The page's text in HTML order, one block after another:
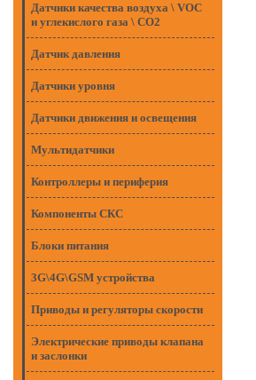
Датчики качества воздуха \ VOC
и углекислого газа \ CO2
Датчик давления
Датчики уровня
Датчики движения и освещения
Мультидатчики
Контроллеры и периферия
Компоненты СКС
Блоки питания
3G\4G\GSM устройства
Приводы и регуляторы скорости
Электрические приводы клапана
и заслонки